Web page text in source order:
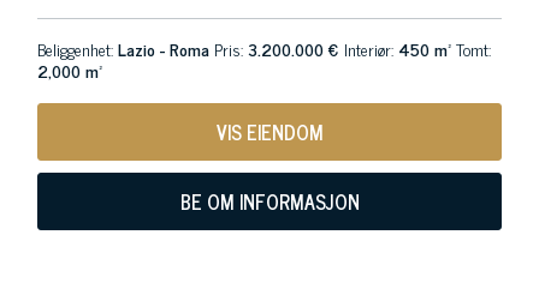
Beliggenhet:Lazio - Roma Pris:3.200.000 € Interiør: 450 m²Tomt:
2,000 m²
VIS EIENDOM
BE OM INFORMASJON